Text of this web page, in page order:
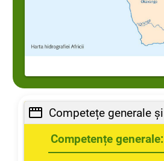
Competențe generale: